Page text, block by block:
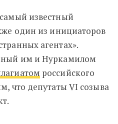
известный
один из инициаторов
агентах».
им и Нуркамилом
российского
что депутаты VI созыва